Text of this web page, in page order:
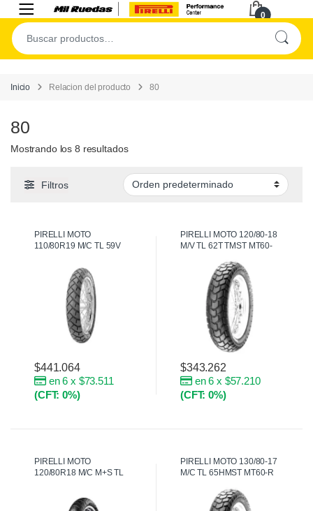
0
Inicio Relacion del producto 80
80
Mostrando los 8 resultados
Filtros
PIRELLI MOTO
110/80R19 M/C TL 59V
$441.064
en 6 x $73.511
(CFT: 0%)
PIRELLI MOTO 120/80-18
M/V TL 62T TMST MT60-
$343.262
en 6 x $57.210
(CFT: 0%)
PIRELLI MOTO
120/80R18 M/C M+S TL
PIRELLI MOTO 130/80-17
M/C TL 65HMST MT60-R